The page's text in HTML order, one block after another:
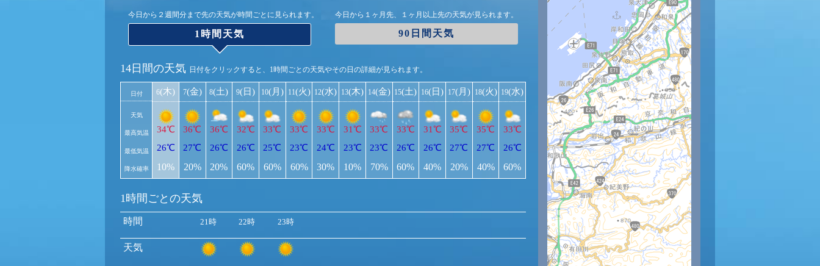
今日から２週間分まで先の天気が時間ごとに見られます。
1時間天気
今日から１ヶ月先、１ヶ月以上先の天気が見られます。
90日間天気
14日間の天気 日付をクリックすると、1時間ごとの天気やその日の詳細が見られます。
日付
天気
最高気温
最低気温
降水確率
6(木)
34℃
26℃
10%
7(金)
36℃
27℃
20%
8(土)
36℃
26℃
20%
9(日)
32℃
26℃
60%
10(月)
33℃
25℃
60%
11(火)
33℃
23℃
60%
12(水)
33℃
24℃
30%
13(木)
31℃
23℃
10%
14(金)
33℃
23℃
70%
15(土)
33℃
26℃
60%
16(日)
31℃
26℃
40%
17(月)
35℃
27℃
20%
18(火)
35℃
27℃
40%
19(水)
33℃
26℃
60%
1時間ごとの天気
時間
天気
21時 22時 23時